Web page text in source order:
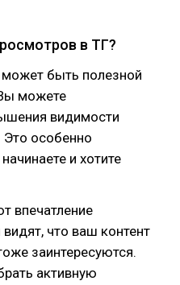
в ТГ?
быть полезной
можете
видимости
Это особенно
и хотите
впечатление
что ваш контент
заинтересуются.
активную